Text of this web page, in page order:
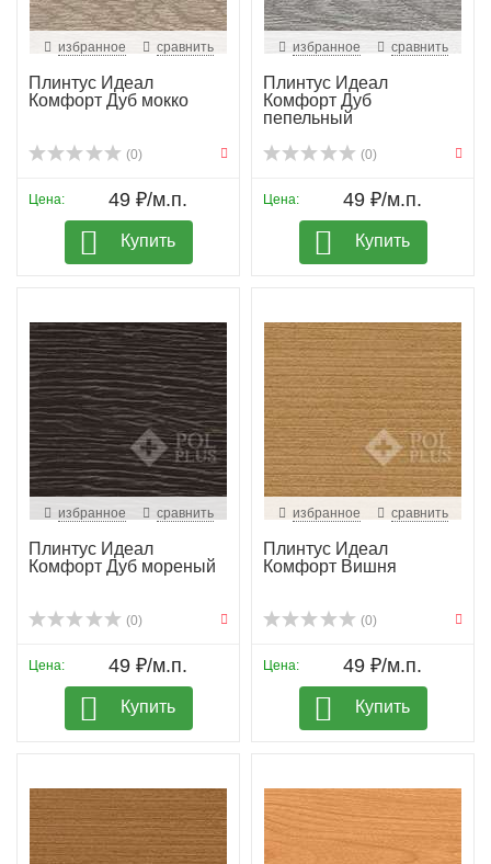
избранное сравнить
Плинтус Идеал
Комфорт Дуб мокко
(0)
Цена: 49 ₽/м.п.
Купить
избранное сравнить
Плинтус Идеал
Комфорт Дуб
пепельный
(0)
Цена: 49 ₽/м.п.
Купить
избранное сравнить
Плинтус Идеал
Комфорт Дуб мореный
(0)
Цена: 49 ₽/м.п.
Купить
избранное сравнить
Плинтус Идеал
Комфорт Вишня
(0)
Цена: 49 ₽/м.п.
Купить